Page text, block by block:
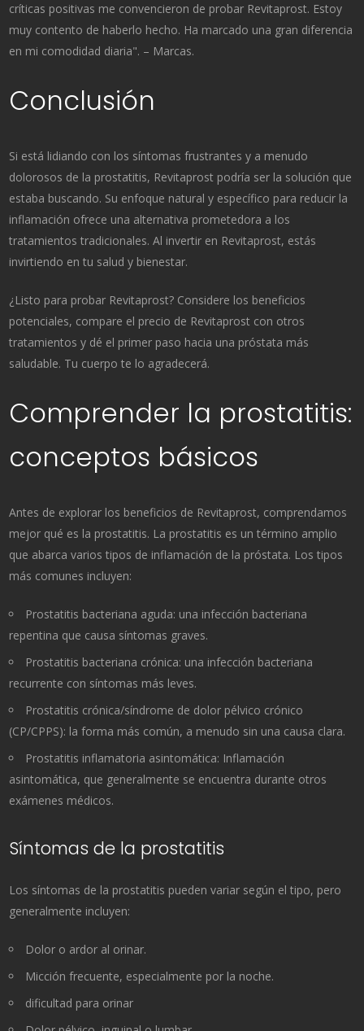
críticas positivas me convencieron de probar Revitaprost. Estoy
muy contento de haberlo hecho. Ha marcado una gran diferencia
en mi comodidad diaria". – Marcas.
Conclusión
Si está lidiando con los síntomas frustrantes y a menudo
dolorosos de la prostatitis, Revitaprost podría ser la solución que
estaba buscando. Su enfoque natural y específico para reducir la
inflamación ofrece una alternativa prometedora a los
tratamientos tradicionales. Al invertir en Revitaprost, estás
invirtiendo en tu salud y bienestar.
¿Listo para probar Revitaprost? Considere los beneficios
potenciales, compare el precio de Revitaprost con otros
tratamientos y dé el primer paso hacia una próstata más
saludable. Tu cuerpo te lo agradecerá.
Comprender la prostatitis:
conceptos básicos
Antes de explorar los beneficios de Revitaprost, comprendamos
mejor qué es la prostatitis. La prostatitis es un término amplio
que abarca varios tipos de inflamación de la próstata. Los tipos
más comunes incluyen:
Prostatitis bacteriana aguda: una infección bacteriana
repentina que causa síntomas graves.
Prostatitis bacteriana crónica: una infección bacteriana
recurrente con síntomas más leves.
Prostatitis crónica/síndrome de dolor pélvico crónico
(CP/CPPS): la forma más común, a menudo sin una causa clara.
Prostatitis inflamatoria asintomática: Inflamación
asintomática, que generalmente se encuentra durante otros
exámenes médicos.
Síntomas de la prostatitis
Los síntomas de la prostatitis pueden variar según el tipo, pero
generalmente incluyen:
Dolor o ardor al orinar.
Micción frecuente, especialmente por la noche.
dificultad para orinar